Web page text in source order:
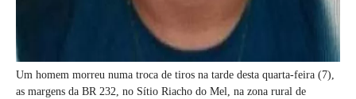
Um homem morreu numa troca de tiros na tarde desta quarta-feira (7),
as margens da BR 232, no Sítio Riacho do Mel, na zona rural de